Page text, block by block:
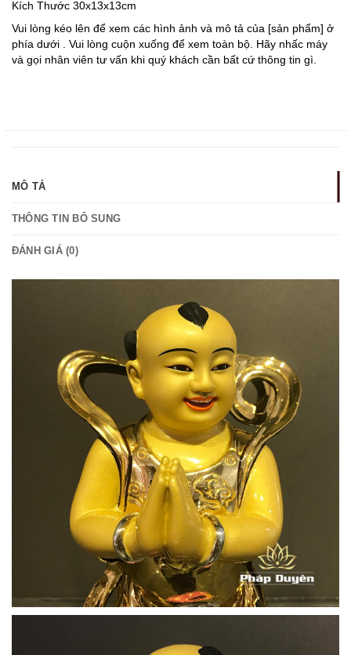
Kích Thước 30x13x13cm
Vui lòng kéo lên để xem các hình ảnh và mô tả của [sản phẩm] ở
phía dưới . Vui lòng cuộn xuống để xem toàn bộ. Hãy nhấc máy
và gọi nhân viên tư vấn khi quý khách cần bất cứ thông tin gì.
MÔ TẢ
THÔNG TIN BỔ SUNG
ĐÁNH GIÁ (0)